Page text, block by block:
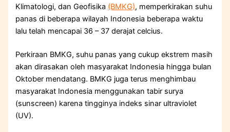
Klimatologi, dan Geofisika (BMKG), memperkirakan suhu
panas di beberapa wilayah Indonesia beberapa waktu
lalu telah mencapai 36 – 37 derajat celcius.
Perkiraan BMKG, suhu panas yang cukup ekstrem masih
akan dirasakan oleh masyarakat Indonesia hingga bulan
Oktober mendatang. BMKG juga terus menghimbau
masyarakat Indonesia menggunakan tabir surya
(sunscreen) karena tingginya indeks sinar ultraviolet
(UV).